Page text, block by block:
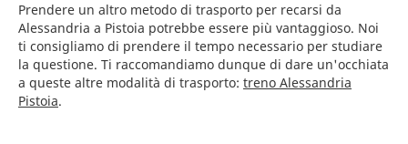
Prendere un altro metodo di trasporto per recarsi da
Alessandria a Pistoia potrebbe essere più vantaggioso. Noi
ti consigliamo di prendere il tempo necessario per studiare
la questione. Ti raccomandiamo dunque di dare un'occhiata
a queste altre modalità di trasporto: treno Alessandria
Pistoia.